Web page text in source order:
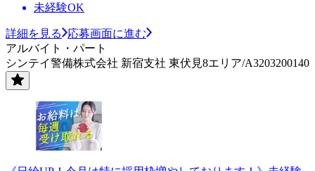
未経験OK
詳細を見る
応募画面に進む
アルバイト・パート
シンテイ警備株式会社 新宿支社 東伏見8エリア/A3203200140